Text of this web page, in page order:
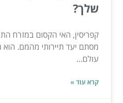
שלך?
קפריסין, האי הקסום במזרח
מסתם יעד תיירותי מהמם.
עולם...
קרא עוד »